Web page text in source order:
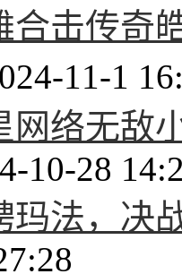
合击传奇
11-1
网络无敌
10-28
玛法，决